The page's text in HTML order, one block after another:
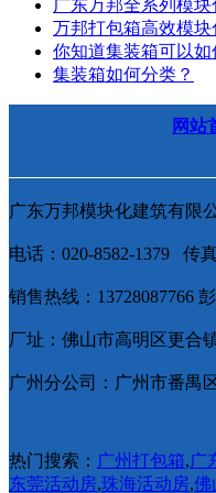
广东万邦全系列模
万邦打包箱高效模块
你知道集装箱可以如
集装箱如何分类？
网站
广东万邦模块化建筑有限
电话：020-8582-1379 传
销售热线：13728087766
厂址：佛山市高明区更合
广州分公司：广州市番禺
热门搜索： 广州打包箱,广
东莞活动房,珠海活动房,佛